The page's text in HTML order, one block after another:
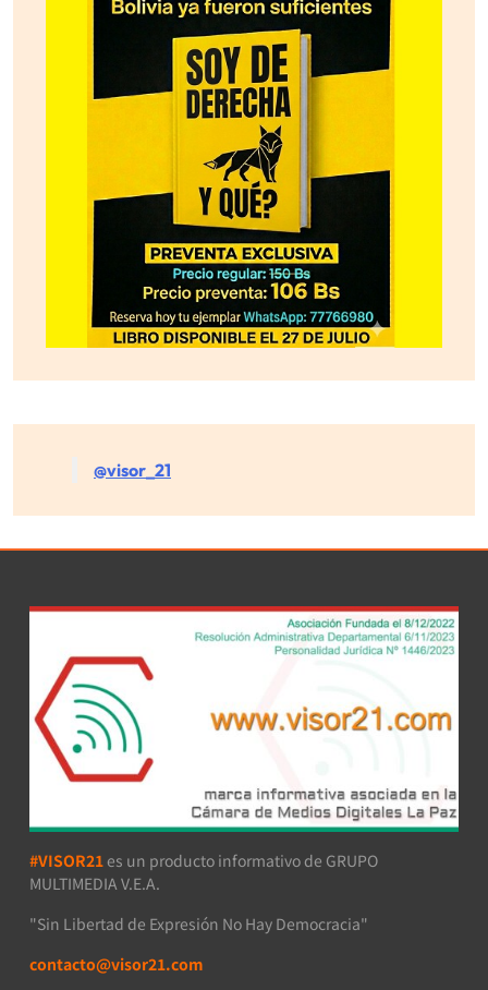
@visor_21
#VISOR21 es un producto informativo de GRUPO
MULTIMEDIA V.E.A.
"Sin Libertad de Expresión No Hay Democracia"
contacto@visor21.com